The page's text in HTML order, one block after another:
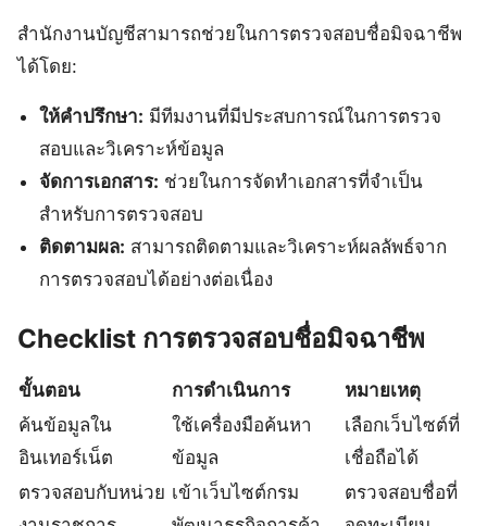
สำนักงานบัญชีสามารถช่วยในการตรวจสอบชื่อมิจฉาชีพ
ได้โดย:
ให้คำปรึกษา: มีทีมงานที่มีประสบการณ์ในการตรวจ
สอบและวิเคราะห์ข้อมูล
จัดการเอกสาร: ช่วยในการจัดทำเอกสารที่จำเป็น
สำหรับการตรวจสอบ
ติดตามผล: สามารถติดตามและวิเคราะห์ผลลัพธ์จาก
การตรวจสอบได้อย่างต่อเนื่อง
Checklist การตรวจสอบชื่อมิจฉาชีพ
ขั้นตอน การดำเนินการ
หมายเหตุ
ค้นข้อมูลใน
อินเทอร์เน็ต
ใช้เครื่องมือค้นหา
ข้อมูล
เลือกเว็บไซต์ที่
เชื่อถือได้
ตรวจสอบกับหน่วย เข้าเว็บไซต์กรม
ตรวจสอบชื่อที่